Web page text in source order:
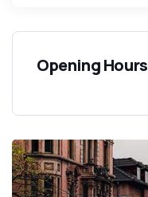
Opening Hours